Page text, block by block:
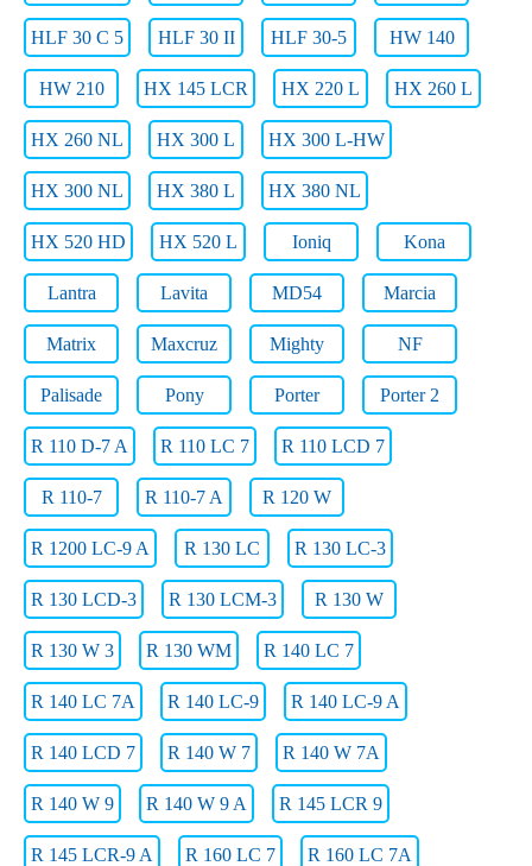
HLF 30 C 5 HLF 30 II HLF 30-5 HW 140
HW 210 HX 145 LCR HX 220 L HX 260 L
HX 260 NL HX 300 L HX 300 L-HW
HX 300 NL HX 380 L HX 380 NL
HX 520 HD HX 520 L Ioniq Kona
Lantra Lavita MD54 Marcia
Matrix Maxcruz Mighty NF
Palisade Pony Porter Porter 2
R 110 D-7 A R 110 LC 7 R 110 LCD 7
R 110-7 R 110-7 A R 120 W
R 1200 LC-9 A R 130 LC R 130 LC-3
R 130 LCD-3 R 130 LCM-3 R 130 W
R 130 W 3 R 130 WM R 140 LC 7
R 140 LC 7A R 140 LC-9 R 140 LC-9 A
R 140 LCD 7 R 140 W 7 R 140 W 7A
R 140 W 9 R 140 W 9 A R 145 LCR 9
R 145 LCR-9 A R 160 LC 7 R 160 LC 7A